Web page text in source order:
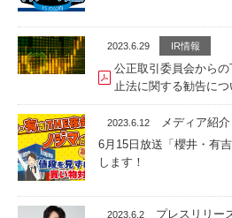
2023.6.29 IR情報
公正取引委員会から
止法に関する勧告につ
2023.6.12
メディア紹介
6月15日放送「櫻井・有
します！
2023.6.2
プレスリリー